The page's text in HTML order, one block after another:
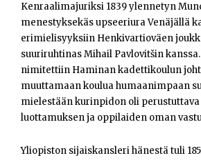
Opiskelijat
Haku:
Kenraalimajuriksi 1839 ylennetyn
menestyksekäs upseeriura Venäjällä
erimielisyyksiin Henkivartioväen
suuriruhtinas Mihail Pavlovitšin
nimitettiin Haminan kadettikoulun
muuttamaan koulua humaanimpaan
mielestään kurinpidon oli
luottamuksen ja oppilaiden oman
Yliopiston sijaiskansleri hänestä tuli